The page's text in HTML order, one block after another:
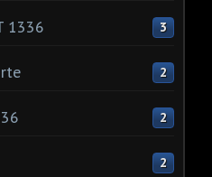
1336 3
2
2
2